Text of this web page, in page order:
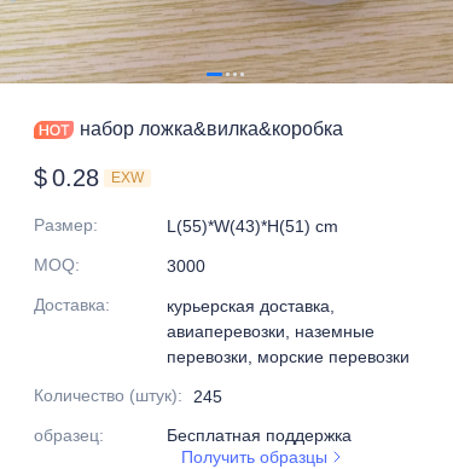
набор ложка&вилка&коробка
$0.28 EXW
Размер:
L(55)*W(43)*H(51) cm
MOQ:
3000
Доставка:
курьерская доставка,
авиаперевозки, наземные
перевозки, морские перевозки
Количество (штук):
245
образец:
Бесплатная поддержка
Получить образцы